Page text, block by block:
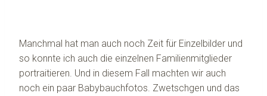
Manchmal hat man auch noch Zeit für Einzelbilder und
so konnte ich auch die einzelnen Familienmitglieder
portraitieren. Und in diesem Fall machten wir auch
noch ein paar Babybauchfotos. Zwetschgen und das